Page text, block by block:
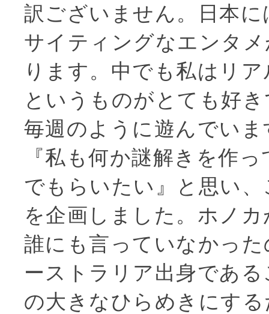
訳ございません。日本
サイティングなエンタ
ります。中でも私はリ
というものがとても好
毎週のように遊んでい
『私も何か謎解きを作
でもらいたい』と思い
を企画しました。ホノ
誰にも言っていなかっ
ーストラリア出身であ
の大きなひらめきにす